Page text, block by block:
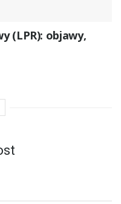
(LPR): objawy,